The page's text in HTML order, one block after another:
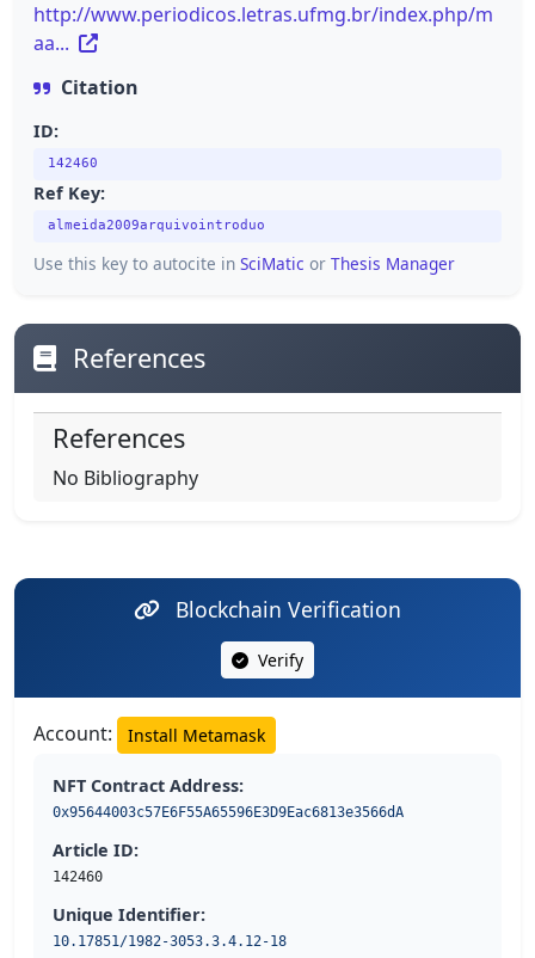
http://www.periodicos.letras.ufmg.br/index.php/m
aa...
Citation
ID:
142460
Ref Key:
almeida2009arquivointroduo
Use this key to autocite in SciMatic or Thesis Manager
References
References
No Bibliography
Blockchain Verification
Verify
Account: Install Metamask
NFT Contract Address:
0x95644003c57E6F55A65596E3D9Eac6813e3566dA
Article ID:
142460
Unique Identifier:
10.17851/1982-3053.3.4.12-18